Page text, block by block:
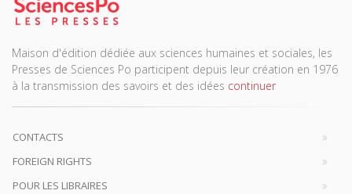
Maison d'édition dédiée aux sciences humaines et sociales, les
Presses de Sciences Po participent depuis leur création en 1976
à la transmission des savoirs et des idées continuer
CONTACTS
FOREIGN RIGHTS
POUR LES LIBRAIRES